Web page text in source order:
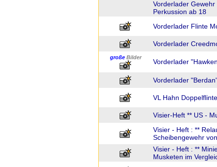
Vorderlader
Perkussion ab 18
Vorderlader Flinte
Vorderlader
große Bilder
Vorderlader
Vorderlader
VL Hahn
Visier-Heft ** US -
Visier - Heft : **
Scheibengewehr
Visier - Heft : **
Musketen im